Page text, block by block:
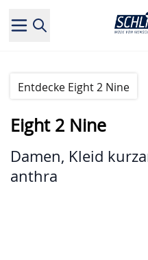
Entdecke Eight 2 Nine
Eight 2 Nine
Damen, Kleid
anthra